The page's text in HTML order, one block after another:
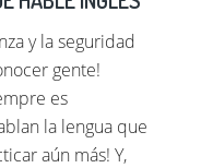
y la seguridad
gente!
es
la lengua que
aún más! Y,